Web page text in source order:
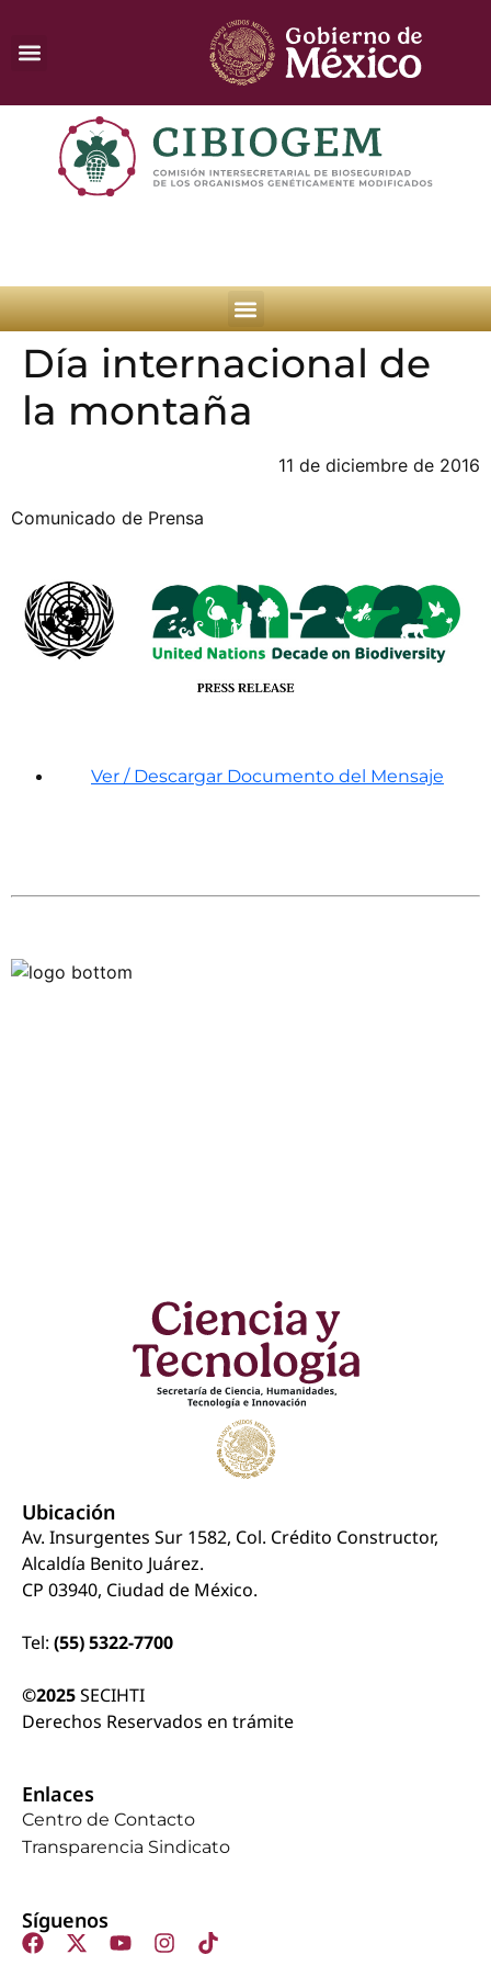
Día internacional de
la montaña
11 de diciembre de 2016
Comunicado de Prensa
Ver / Descargar Documento del Mensaje
Ubicación
Av. Insurgentes Sur 1582, Col. Crédito Constructor,
Alcaldía Benito Juárez.
CP 03940, Ciudad de México.
Tel: (55) 5322-7700
©2025SECIHTI
Derechos Reservados en trámite
Enlaces
Centro de Contacto
Transparencia Sindicato
Síguenos